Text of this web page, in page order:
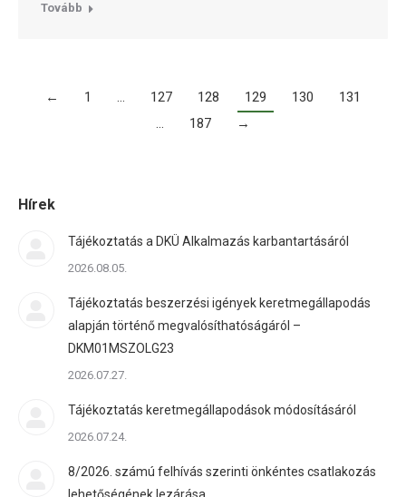
Tovább
← 1 … 127 128 129 130
131
…
187 →
Hírek
Tájékoztatás a DKÜ Alkalmazás karbantartásáról
2026.08.05.
Tájékoztatás beszerzési igények keretmegállapodás
alapján történő megvalósíthatóságáról –
DKM01MSZOLG23
2026.07.27.
Tájékoztatás keretmegállapodások módosításáról
2026.07.24.
8/2026. számú felhívás szerinti önkéntes csatlakozás